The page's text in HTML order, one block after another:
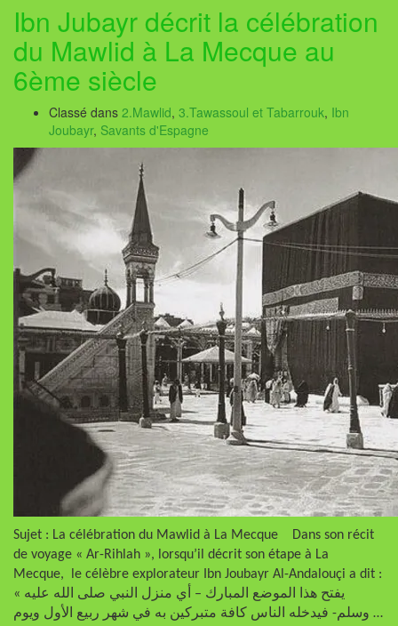
Ibn Jubayr décrit la célébration
du Mawlid à La Mecque au
6ème siècle
Classé dans 2.Mawlid, 3.Tawassoul et Tabarrouk, Ibn
Joubayr, Savants d'Espagne
Sujet : La célébration du Mawlid à La Mecque Dans son récit
de voyage « Ar-Rihlah », lorsqu’il décrit son étape à La
Mecque, le célèbre explorateur Ibn Joubayr Al-Andalouçi a dit :
« يفتح هذا الموضع المبارك – أي منزل النبي صلى الله عليه
وسلم- فيدخله الناس كافة متبركين به في شهر ربيع الأول ويوم …